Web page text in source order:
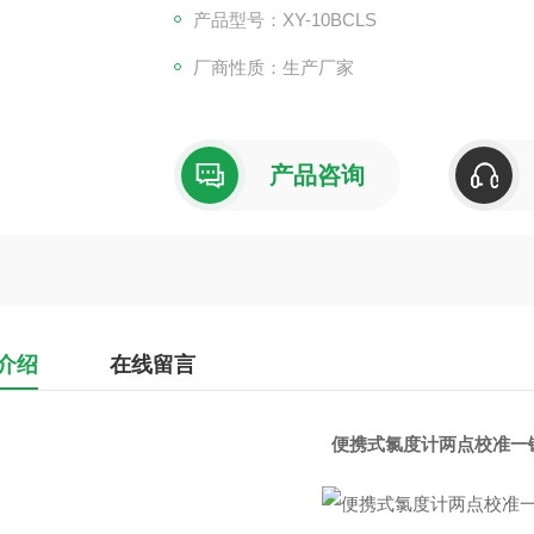
产品型号：XY-10BCLS
厂商性质：生产厂家
产品咨询
绍 在线留言
便携式氯度计两点校准一